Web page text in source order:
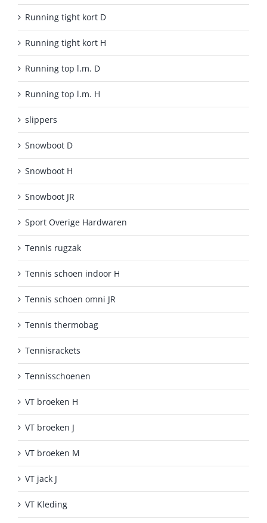
Running tight kort D
Running tight kort H
Running top l.m. D
Running top l.m. H
slippers
Snowboot D
Snowboot H
Snowboot JR
Sport Overige Hardwaren
Tennis rugzak
Tennis schoen indoor H
Tennis schoen omni JR
Tennis thermobag
Tennisrackets
Tennisschoenen
VT broeken H
VT broeken J
VT broeken M
VT jack J
VT Kleding